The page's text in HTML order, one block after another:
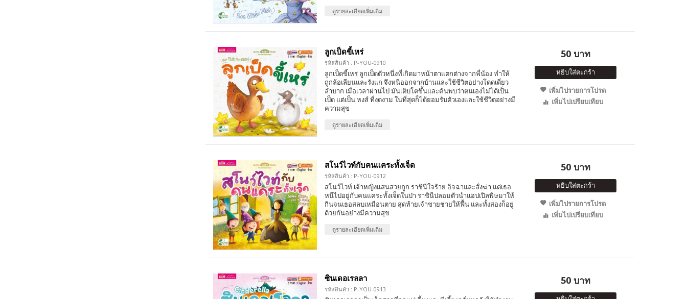
ดูรายละเอียดเพิ่มเติม
ลูกเป็ดขี้เหร่
รหัสสินค้า : P-YOU-0910
ลูกเป็ดขี้เหร่ ลูกเป็ดตัวหนึ่งที่เกิดมาหน้าตาแตกต่างจากพี่น้อง ทำให้
ถูกล้อเลียนและรังแก จึงหนีออกจากบ้านและใช้ชีวิตอย่างโดดเดี่ยว
ลำบาก เมื่อเวลาผ่านไป มันเติบโตขึ้นและค้นพบว่าตนเองไม่ได้เป็น
เป็ด แต่เป็น หงส์ ที่งดงาม ในที่สุดก็ได้ยอมรับตัวเองและใช้ชีวิตอย่างมี
ความสุข
ดูรายละเอียดเพิ่มเติม
50 บาท
หยิบใส่ตะกร้า
เพิ่มไปรายการโปรด
เพิ่มไปเปรียบเทียบ
สโนว์ไวท์กับคนแคระทั้งเจ็ด
รหัสสินค้า : P-YOU-0912
สโนว์ไวท์ เจ้าหญิงแสนสวยถูก ราชินีใจร้าย อิจฉาและสั่งฆ่า แต่เธอ
หนีไปอยู่กับคนแคระทั้งเจ็ดในป่า ราชินีปลอมตัวนำแอปเปิลพิษมาให้
กินจนเธอสลบเหมือนตาย สุดท้ายเจ้าชายช่วยให้ฟื้น และทั้งสองก็อยู่
ด้วยกันอย่างมีความสุข
ดูรายละเอียดเพิ่มเติม
50 บาท
หยิบใส่ตะกร้า
เพิ่มไปรายการโปรด
เพิ่มไปเปรียบเทียบ
ซินเดอเรลลา
รหัสสินค้า : P-YOU-0913
50 บาท